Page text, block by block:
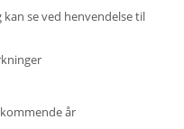
se ved henvendelse til
år